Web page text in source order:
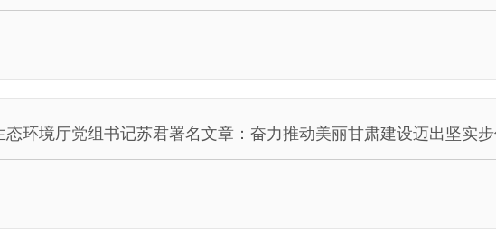
态环境厅党组书记苏君署名文章：奋力推动美丽甘肃建设迈出坚实